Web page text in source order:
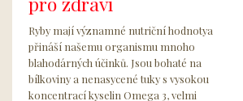
Ryby mají významné nutriční hodnotya
přináší našemu organismu mnoho
blahodárných účinků. Jsou bohaté na
bílkoviny a nenasycené tuky s vysokou
koncentrací kyselin Omega 3, velmi